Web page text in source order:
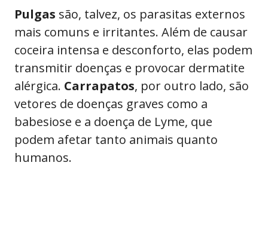
Pulgas são, talvez, os parasitas externos
mais comuns e irritantes. Além de causar
coceira intensa e desconforto, elas podem
transmitir doenças e provocar dermatite
alérgica. Carrapatos, por outro lado, são
vetores de doenças graves como a
babesiose e a doença de Lyme, que
podem afetar tanto animais quanto
humanos.